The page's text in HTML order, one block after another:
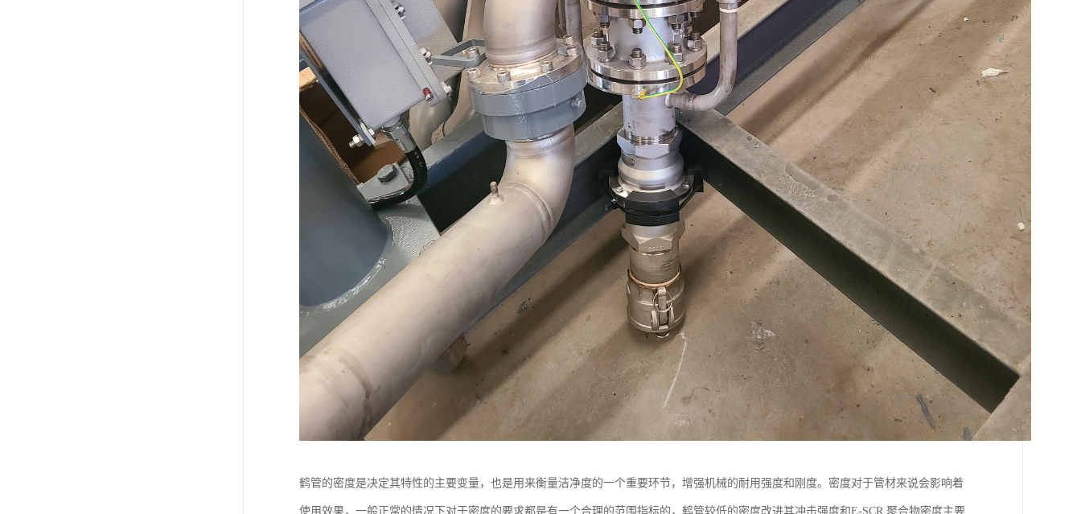
鹤管的密度是决定其特性的主要变量，也是用来衡量洁净度的一个重要环节，增强机械的耐用强度和刚度。密度对于管材来说会影响着
使用效果，一般正常的情况下对于密度的要求都是有一个合理的范围指标的，鹤管较低的密度改进其冲击强度和E-SCR.聚合物密度主要